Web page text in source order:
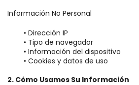
Información No Personal
Dirección IP
Tipo de navegador
Información del dispositivo
Cookies y datos de uso
2. Cómo Usamos Su Información